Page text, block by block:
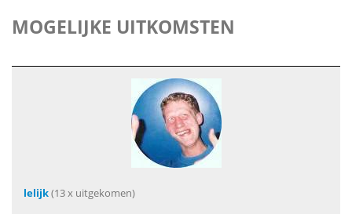
MOGELIJKE UITKOMSTEN
lelijk(13 x uitgekomen)